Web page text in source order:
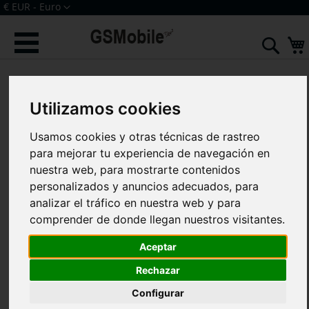
Utilizamos cookies
Usamos cookies y otras técnicas de rastreo
para mejorar tu experiencia de navegación en
nuestra web, para mostrarte contenidos
personalizados y anuncios adecuados, para
analizar el tráfico en nuestra web y para
comprender de donde llegan nuestros visitantes.
Aceptar
Rechazar
Configurar
Ir
al
contenido
Moneda
€ EUR - Euro
al
galería
imágenes